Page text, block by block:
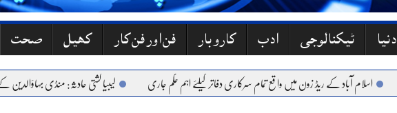
دنیا ٹیکنالوجی ادب کاروبار فن اور فن کار کھیل صحت
اسلام آباد کے ریڈ زون میں واقع تمام سرکاری دفاتر کیلئے اہم حکم جاری لیبیا کشتی حادثہ: منڈی بہاؤالدین کے 6 نوجوان جاں بحق، گھروں میں کہرام